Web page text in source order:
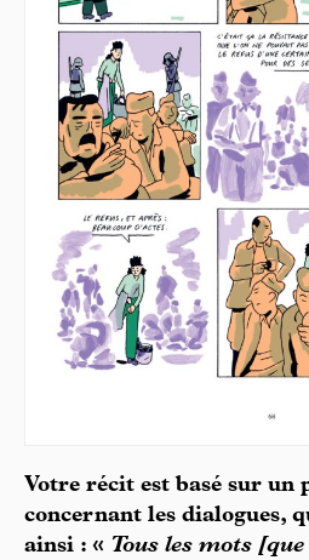
Votre récit est basé sur
concernant les dialogues,
ainsi : « Tous les mots